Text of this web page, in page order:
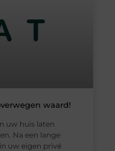
waard!
uw huis laten
Na een lange
uw eigen privé